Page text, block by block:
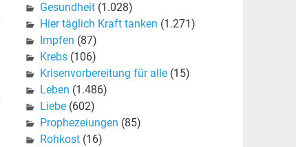
Gesundheit(1.028)
Hier täglich Kraft tanken (1.271)
Impfen (87)
Krebs(106)
Krisenvorbereitung für alle(15)
Leben (1.486)
Liebe(602)
Prophezeiungen (85)
Rohkost(16)